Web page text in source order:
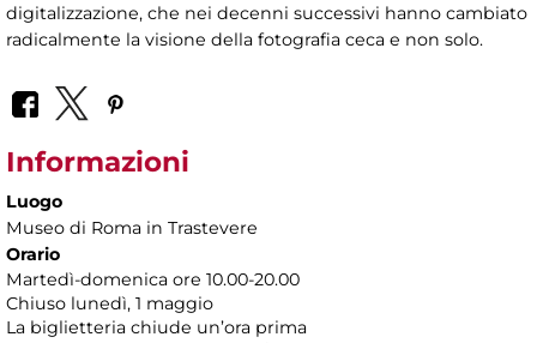
digitalizzazione, che nei decenni successivi hanno cambiato
radicalmente la visione della fotografia ceca e non solo.
Informazioni
Luogo
Museo di Roma in Trastevere
Orario
Martedì-domenica ore 10.00-20.00
Chiuso lunedì, 1 maggio
La biglietteria chiude un’ora prima